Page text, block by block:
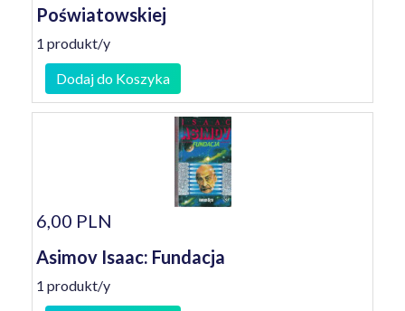
Poświatowskiej
1 produkt/y
Dodaj do Koszyka
6,00 PLN
Asimov Isaac: Fundacja
1 produkt/y